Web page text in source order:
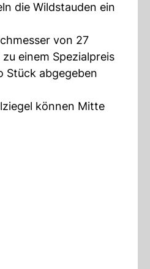
die Wildstauden ein
von 27
einem Spezialpreis
Stück abgegeben
können Mitte